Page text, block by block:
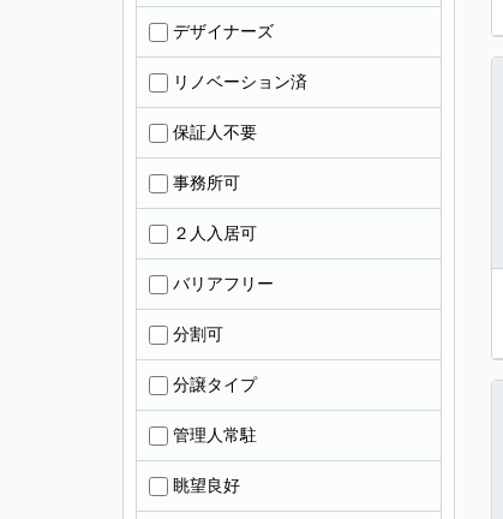
デザイナーズ
リノベーション済
保証人不要
事務所可
２人入居可
バリアフリー
分割可
分譲タイプ
管理人常駐
眺望良好